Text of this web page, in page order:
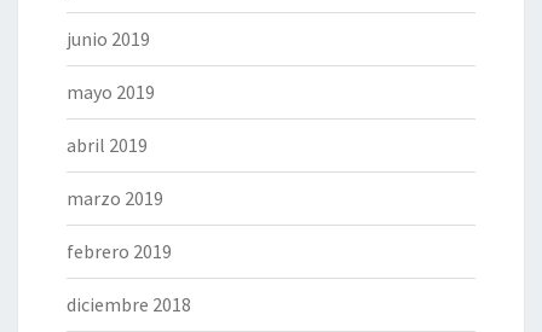
junio 2019
mayo 2019
abril 2019
marzo 2019
febrero 2019
diciembre 2018